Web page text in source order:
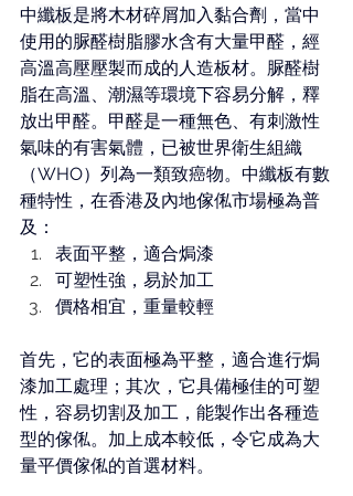
中纖板是將木材碎屑加入黏合劑，當中
使用的脲醛樹脂膠水含有大量甲醛，經
高溫高壓壓製而成的人造板材。脲醛樹
脂在高溫、潮濕等環境下容易分解，釋
放出甲醛。甲醛是一種無色、有刺激性
氣味的有害氣體，已被世界衛生組織
（WHO）列為一類致癌物。中纖板有數
種特性，在香港及內地傢俬市場極為普
及：
表面平整，適合焗漆
可塑性強，易於加工
價格相宜，重量較輕
首先，它的表面極為平整，適合進行焗
漆加工處理；其次，它具備極佳的可塑
性，容易切割及加工，能製作出各種造
型的傢俬。加上成本較低，令它成為大
量平價傢俬的首選材料。